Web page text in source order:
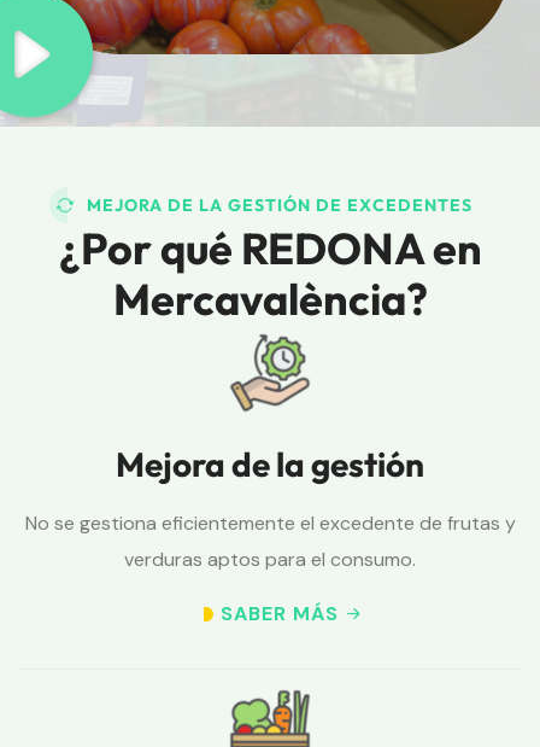
MEJORA DE LA GESTIÓN DE EXCEDENTES
¿Por qué REDONA en
Mercavalència?
Mejora de la gestión
No se gestiona eficientemente el excedente de frutas y
verduras aptos para el consumo.
SABER MÁS